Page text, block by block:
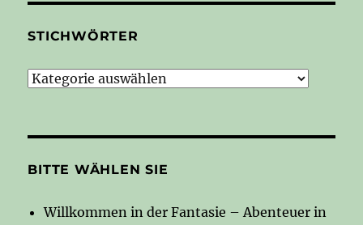
STICHWÖRTER
Stichwörter
BITTE WÄHLEN SIE
Willkommen in der Fantasie – Abenteuer in